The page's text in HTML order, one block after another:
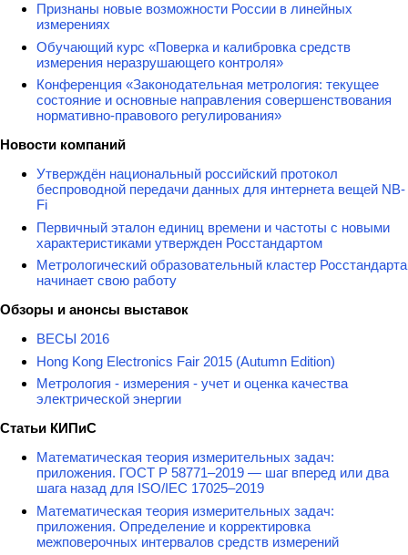
Признаны новые возможности России в линейных
измерениях
Обучающий курс «Поверка и калибровка средств
измерения неразрушающего контроля»
Конференция «Законодательная метрология: текущее
состояние и основные направления совершенствования
нормативно-правового регулирования»
Новости компаний
Утверждён национальный российский протокол
беспроводной передачи данных для интернета вещей NB-
Fi
Первичный эталон единиц времени и частоты с новыми
характеристиками утвержден Росстандартом
Метрологический образовательный кластер Росстандарта
начинает свою работу
Обзоры и анонсы выставок
ВЕСЫ 2016
Hong Kong Electronics Fair 2015 (Autumn Edition)
Метрология - измерения - учет и оценка качества
электрической энергии
Статьи КИПиС
Математическая теория измерительных задач:
приложения. ГОСТ Р 58771–2019 — шаг вперед или два
шага назад для ISO/IEC 17025–2019
Математическая теория измерительных задач:
приложения. Определение и корректировка
межповерочных интервалов средств измерений